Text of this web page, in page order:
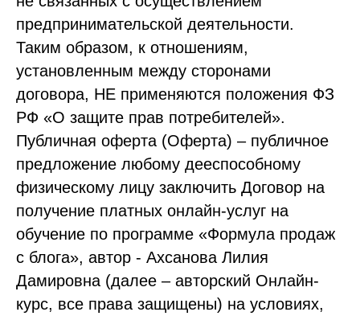
предпринимательской деятельности.
Таким образом, к отношениям,
установленным между сторонами
договора, НЕ применяются положения ФЗ
РФ «О защите прав потребителей».
Публичная оферта (Оферта) – публичное
предложение любому дееспособному
физическому лицу заключить Договор на
получение платных онлайн-услуг на
обучение по программе «Формула продаж
с блога», автор - Ахсанова Лилия
Дамировна (далее – авторский Онлайн-
курс, все права защищены) на условиях,